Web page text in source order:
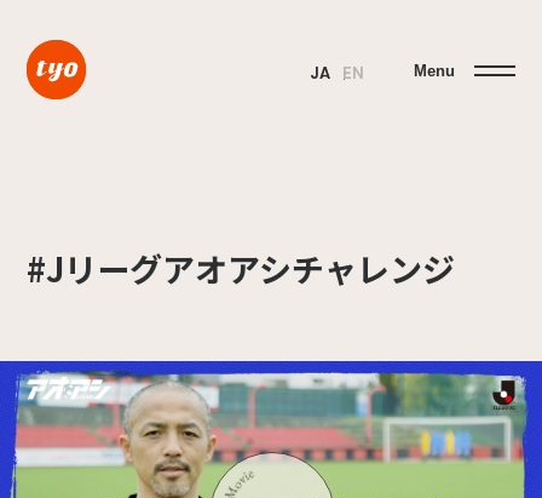
JA EN Menu
#Jリーグアオアシチャレンジ